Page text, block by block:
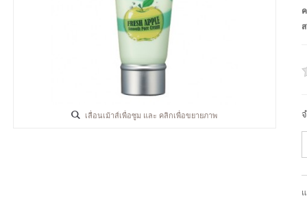
เลื่อนเม้าส์เพื่อซูม และ คลิกเพื่อขยายภาพ